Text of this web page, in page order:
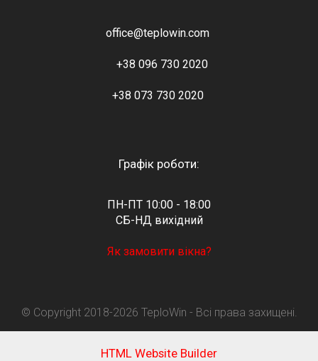
office@teplowin.com
+38 096 730 2020
+38 073 730 2020
Графік роботи:
ПН-ПТ 10:00 - 18:00
СБ-НД вихідний
Як замовити вікна?
© Copyright 2018-2026 TeploWin - Всі права захищені.
HTML Website Builder